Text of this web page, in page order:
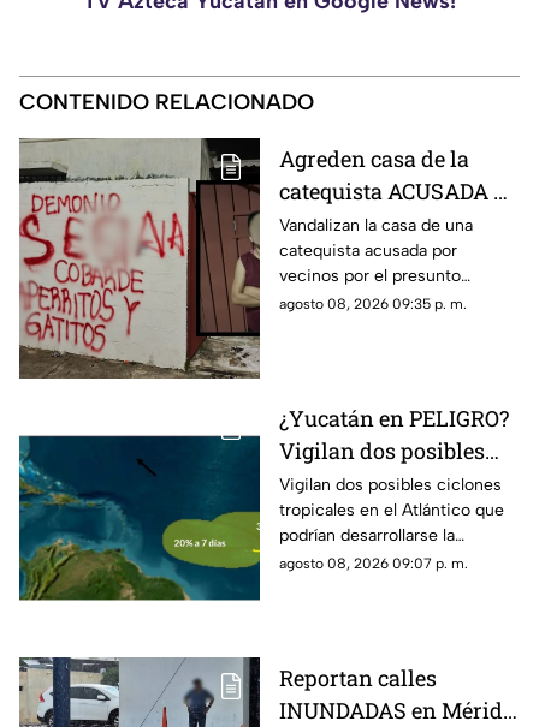
CONTENIDO RELACIONADO
Agreden casa de la
catequista ACUSADA de
maltrato animal en
Piedra de Agua; así
quedó la vivienda
Vandalizan la casa de una
catequista acusada por
vecinos por el presunto
envenenamiento de mascotas
agosto 08, 2026 09:35 p. m.
¿Yucatán en PELIGRO?
Vigilan dos posibles
ciclones en el Atlantico;
esto se sabe
Vigilan dos posibles ciclones
tropicales en el Atlántico que
podrían desarrollarse la
próxima semana y más de uno
agosto 08, 2026 09:07 p. m.
Reportan calles
INUNDADAS en Mérida